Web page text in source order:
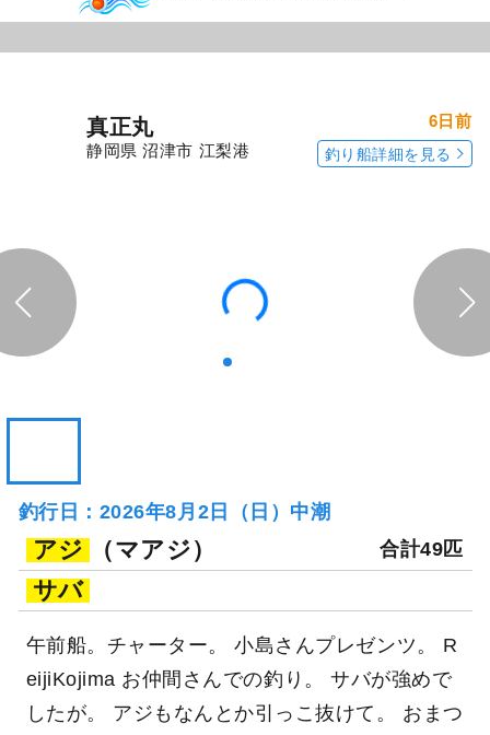
真正丸
静岡県 沼津市 江梨港
6日前
釣り船詳細を見る
釣行日：2026年8月2日（日）中潮
アジ （マアジ） 合計49匹
サバ
午前船。チャーター。 小島さんプレゼンツ。 R
eijiKojima お仲間さんでの釣り。 サバが強めで
したが。 アジもなんとか引っこ抜けて。 おまつ